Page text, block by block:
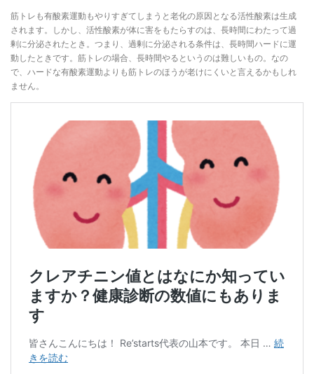
筋トレも有酸素運動もやりすぎてしまうと老化の原因となる活性酸素は生成
されます。しかし、活性酸素が体に害をもたらすのは、長時間にわたって過
剰に分泌されたとき。つまり、過剰に分泌される条件は、長時間ハードに運
動したときです。筋トレの場合、長時間やるというのは難しいもの。なの
で、ハードな有酸素運動よりも筋トレのほうが老けにくいと言えるかもしれ
ません。